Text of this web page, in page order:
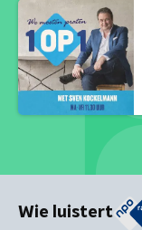
Wie luistert